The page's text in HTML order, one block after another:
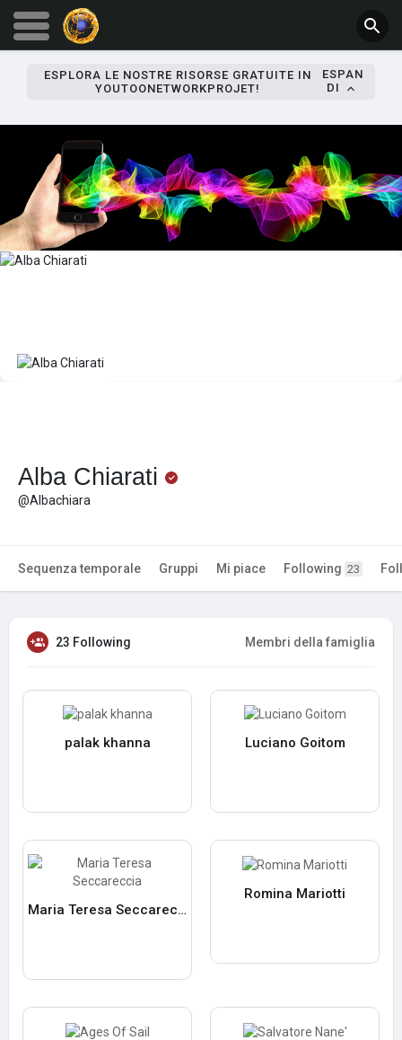
ESPLORA LE NOSTRE RISORSE GRATUITE IN
YOUTOONETWORKPROJET!
ESPAN
DI
Alba Chiarati
@Albachiara
Sequenza temporale Gruppi Mi piace Following 23
23 Following Membri della famiglia
palak khanna Luciano Goitom
Maria Teresa Seccareccia
Romina Mariotti